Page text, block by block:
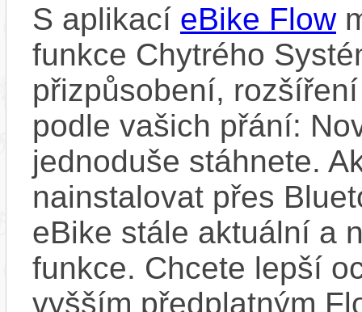
S aplikací eBike Flow
funkce Chytrého
přizpůsobení,
podle vašich přání:
jednoduše stáhnete.
nainstalovat přes
eBike stále aktuální a
funkce. Chcete lepší
vyšším předplatným